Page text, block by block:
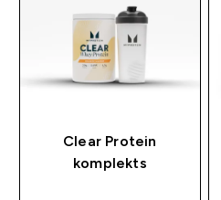
Clear Protein
komplekts